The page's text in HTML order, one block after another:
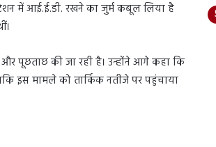
में आई.ई.डी. रखने का जुर्म कबूल लिया है
पूछताछ की जा रही है। उन्होंने आगे कहा कि
इस मामले को तार्किक नतीजे पर पहुंचाया